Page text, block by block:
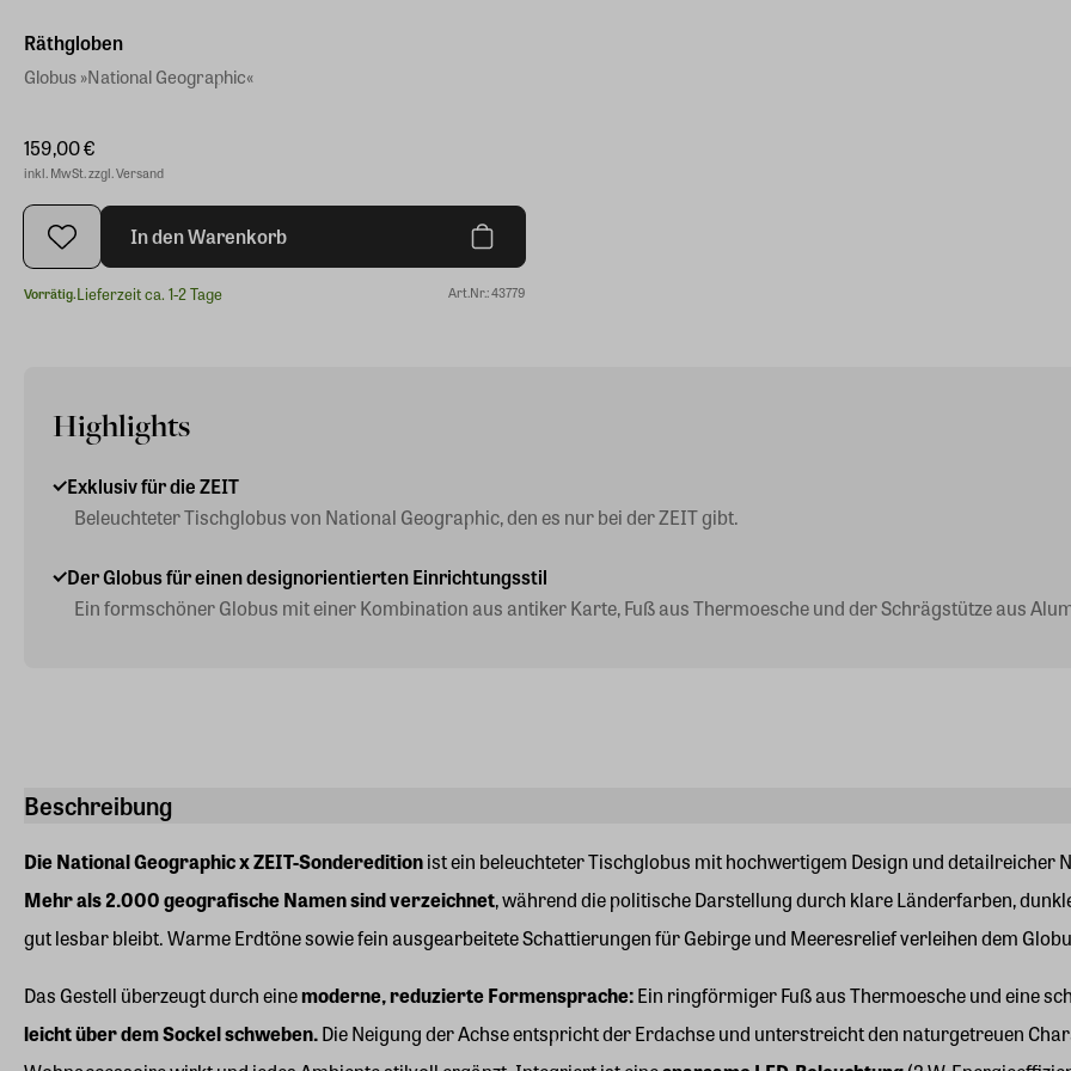
Beschreibung
Die National Geographic x ZEIT-Sondereditionist ein beleuchteter Tischglobus mit hochwertigem Design und detailreicher
Mehr als 2.000 geografische Namen sind verzeichnet, während die politische Darstellung durch klare Länderfarben,
gut lesbar bleibt. Warme Erdtöne sowie fein ausgearbeitete Schattierungen für Gebirge und Meeresrelief verleihen dem
Das Gestell überzeugt durch einemoderne, reduzierte Formensprache:Ein ringförmiger Fuß aus Thermoesche und eine
leicht über dem Sockel schweben.Die Neigung der Achse entspricht der Erdachse und unterstreicht den naturgetreuen
Räthgloben
Globus »National Geographic«
159,00 €
inkl. MwSt. zzgl. Versand
In den Warenkorb
Vorrätig.Lieferzeit ca. 1-2 Tage Art.Nr.: 43779
Highlights
Exklusiv für die ZEIT
Beleuchteter Tischglobus von National Geographic, den es nur bei der ZEIT gibt.
Der Globus für einen designorientierten Einrichtungsstil
Ein formschöner Globus mit einer Kombination aus antiker Karte, Fuß aus Thermoesche und der Schrägstütze aus